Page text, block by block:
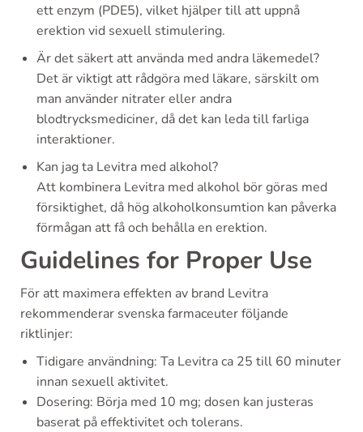
ett enzym (PDE5), vilket hjälper till att uppnå
erektion vid sexuell stimulering.
Är det säkert att använda med andra läkemedel?
Det är viktigt att rådgöra med läkare, särskilt om
man använder nitrater eller andra
blodtrycksmediciner, då det kan leda till farliga
interaktioner.
Kan jag ta Levitra med alkohol?
Att kombinera Levitra med alkohol bör göras med
försiktighet, då hög alkoholkonsumtion kan påverka
förmågan att få och behålla en erektion.
Guidelines for Proper Use
För att maximera effekten av brand Levitra
rekommenderar svenska farmaceuter följande
riktlinjer:
Tidigare användning: Ta Levitra ca 25 till 60 minuter
innan sexuell aktivitet.
Dosering: Börja med 10 mg; dosen kan justeras
baserat på effektivitet och tolerans.